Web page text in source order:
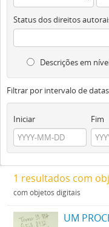
Status dos direitos
Descrições em
Filtrar por intervalo de
Iniciar Fim
1 resultados com
com objetos digitais